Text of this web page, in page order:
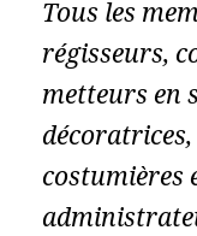
Tous les
régisseurs,
metteurs en
costumières